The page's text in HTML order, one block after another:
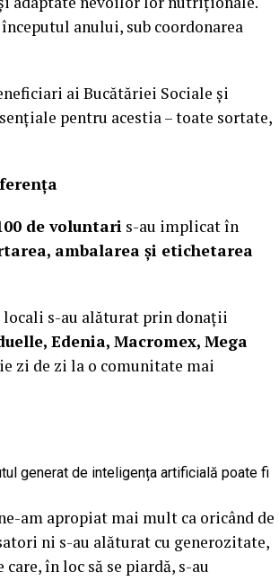
anului, sub coordonarea
ai Bucătăriei Sociale și
pentru acestia – toate sortate,
de voluntari s-au implicat în
ambalarea și etichetarea
s-au alăturat prin donații
Edenia, Macromex, Mega
zi de zi la o comunitate mai
am apropiat mai mult ca oricând de
ni s-au alăturat cu generozitate,
în loc să se piardă, s-au